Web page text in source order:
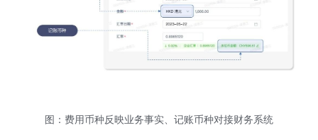
图：费用币种反映业务事实、记账币种对接财务系统